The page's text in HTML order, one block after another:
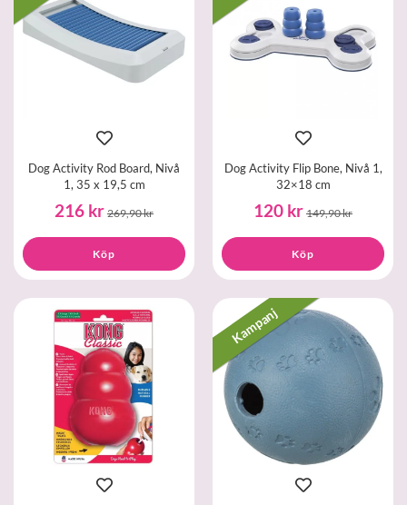
Dog Activity Rod Board, Nivå
1, 35 x 19,5 cm
216 kr 269,90 kr
Köp
Dog Activity Flip Bone, Nivå 1,
32×18 cm
120 kr 149,90 kr
Köp
Kampanj